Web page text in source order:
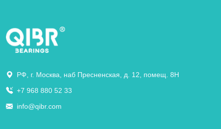
РФ, г. Москва, наб Пресненская, д. 12, помещ. 8Н
+7 968 880 52 33
info@qibr.com